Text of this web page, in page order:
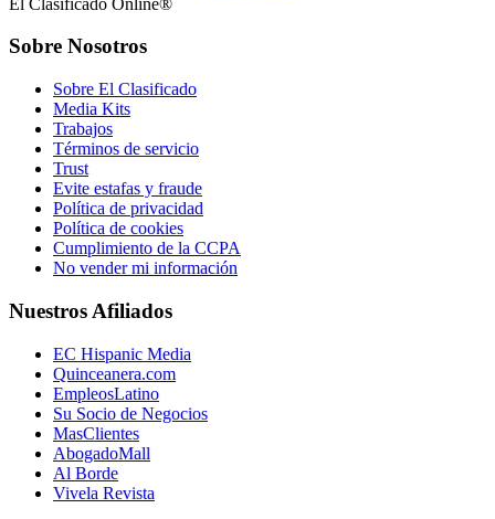
Sobre Nosotros
Sobre El Clasificado
Media Kits
Trabajos
Términos de servicio
Trust
Evite estafas y fraude
Política de privacidad
Política de cookies
Cumplimiento de la CCPA
No vender mi información
Nuestros Afiliados
EC Hispanic Media
Quinceanera.com
EmpleosLatino
Su Socio de Negocios
MasClientes
AbogadoMall
Al Borde
Vivela Revista